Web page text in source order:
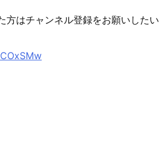
方はチャンネル登録をお願いしたい